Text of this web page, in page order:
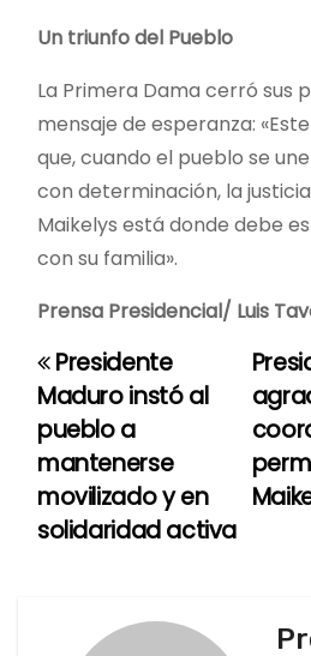
Un triunfo del Pueblo
La Primera Dama cerró sus
mensaje de esperanza:
que, cuando el pueblo se
con determinación, la
Maikelys está donde debe
con su familia».
Prensa Presidencial/ Luis
N
a
v
e
Presidente
Maduro instó al
pueblo a
mantenerse
movilizado y en
solidaridad activa